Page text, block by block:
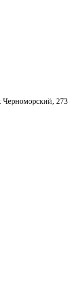
Черноморский, 273